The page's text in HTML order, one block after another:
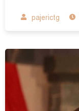
pajerictg